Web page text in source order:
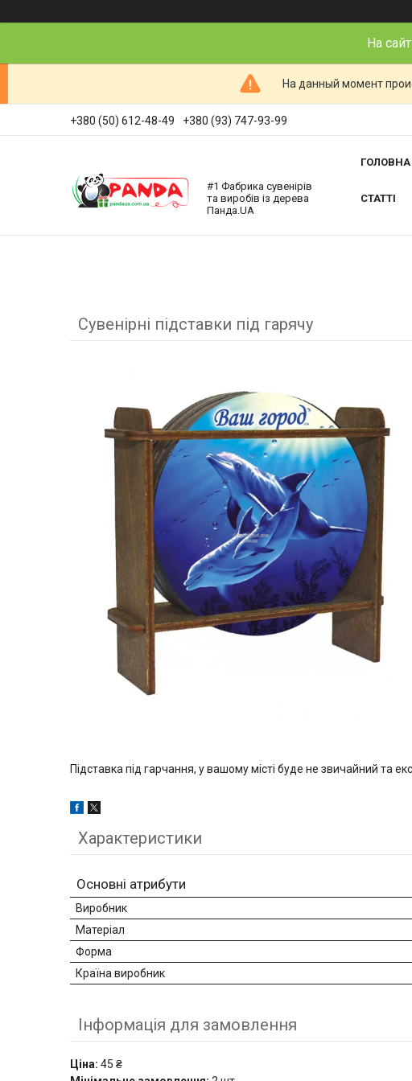
На
На данный момент
+380 (50) 612-48-49 +380 (93) 747-93-99
#1 Фабрика сувенірів
та виробів із дерева
Панда.UA
ГОЛОВНА
СТАТТІ
Сувенірні підставки під гарячу
Підставка під гарчання, у вашому місті буде не звичайний та
Характеристики
Основні атрибути
Виробник
Матеріал
Форма
Країна виробник
Інформація для замовлення
Ціна: 45 ₴